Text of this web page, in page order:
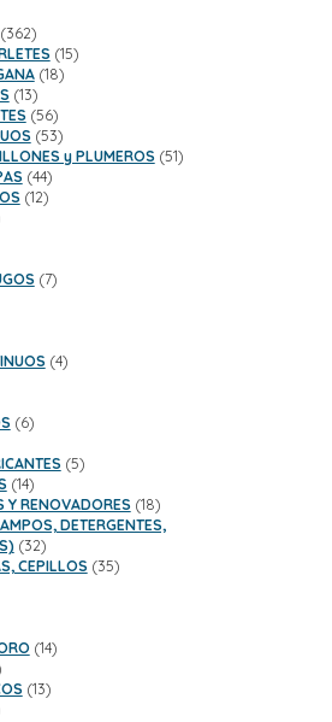
362362
productos
1515
1818
1313
productos
5656
productos
5353
productos
y PLUMEROS 5151
4444
productos
1212
77
44
66
55
1414
productos
Y RENOVADORES 1818
productos
DETERGENTES,
3232
productos
CEPILLOS 3535
1414
1313